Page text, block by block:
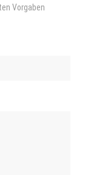
Vorgaben